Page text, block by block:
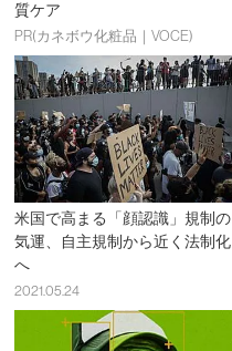
質ケア
PR(カネボウ化粧品｜VOCE)
米国で高まる「顔認識」規制の
気運、自主規制から近く法制化
へ
2021.05.24